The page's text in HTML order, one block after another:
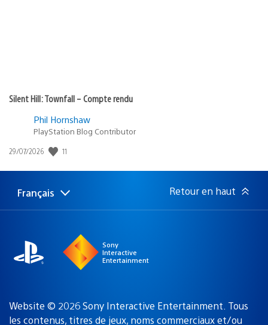
Silent Hill: Townfall – Compte rendu
Phil Hornshaw
PlayStation Blog Contributor
Date
publication
29/07/2026 11
Choisir
une
Région
actuelle
Français Retour en haut
Sony
Interactive
Entertainment
Website © 2026 Sony Interactive Entertainment. Tous
les contenus, titres de jeux, noms commerciaux et/ou